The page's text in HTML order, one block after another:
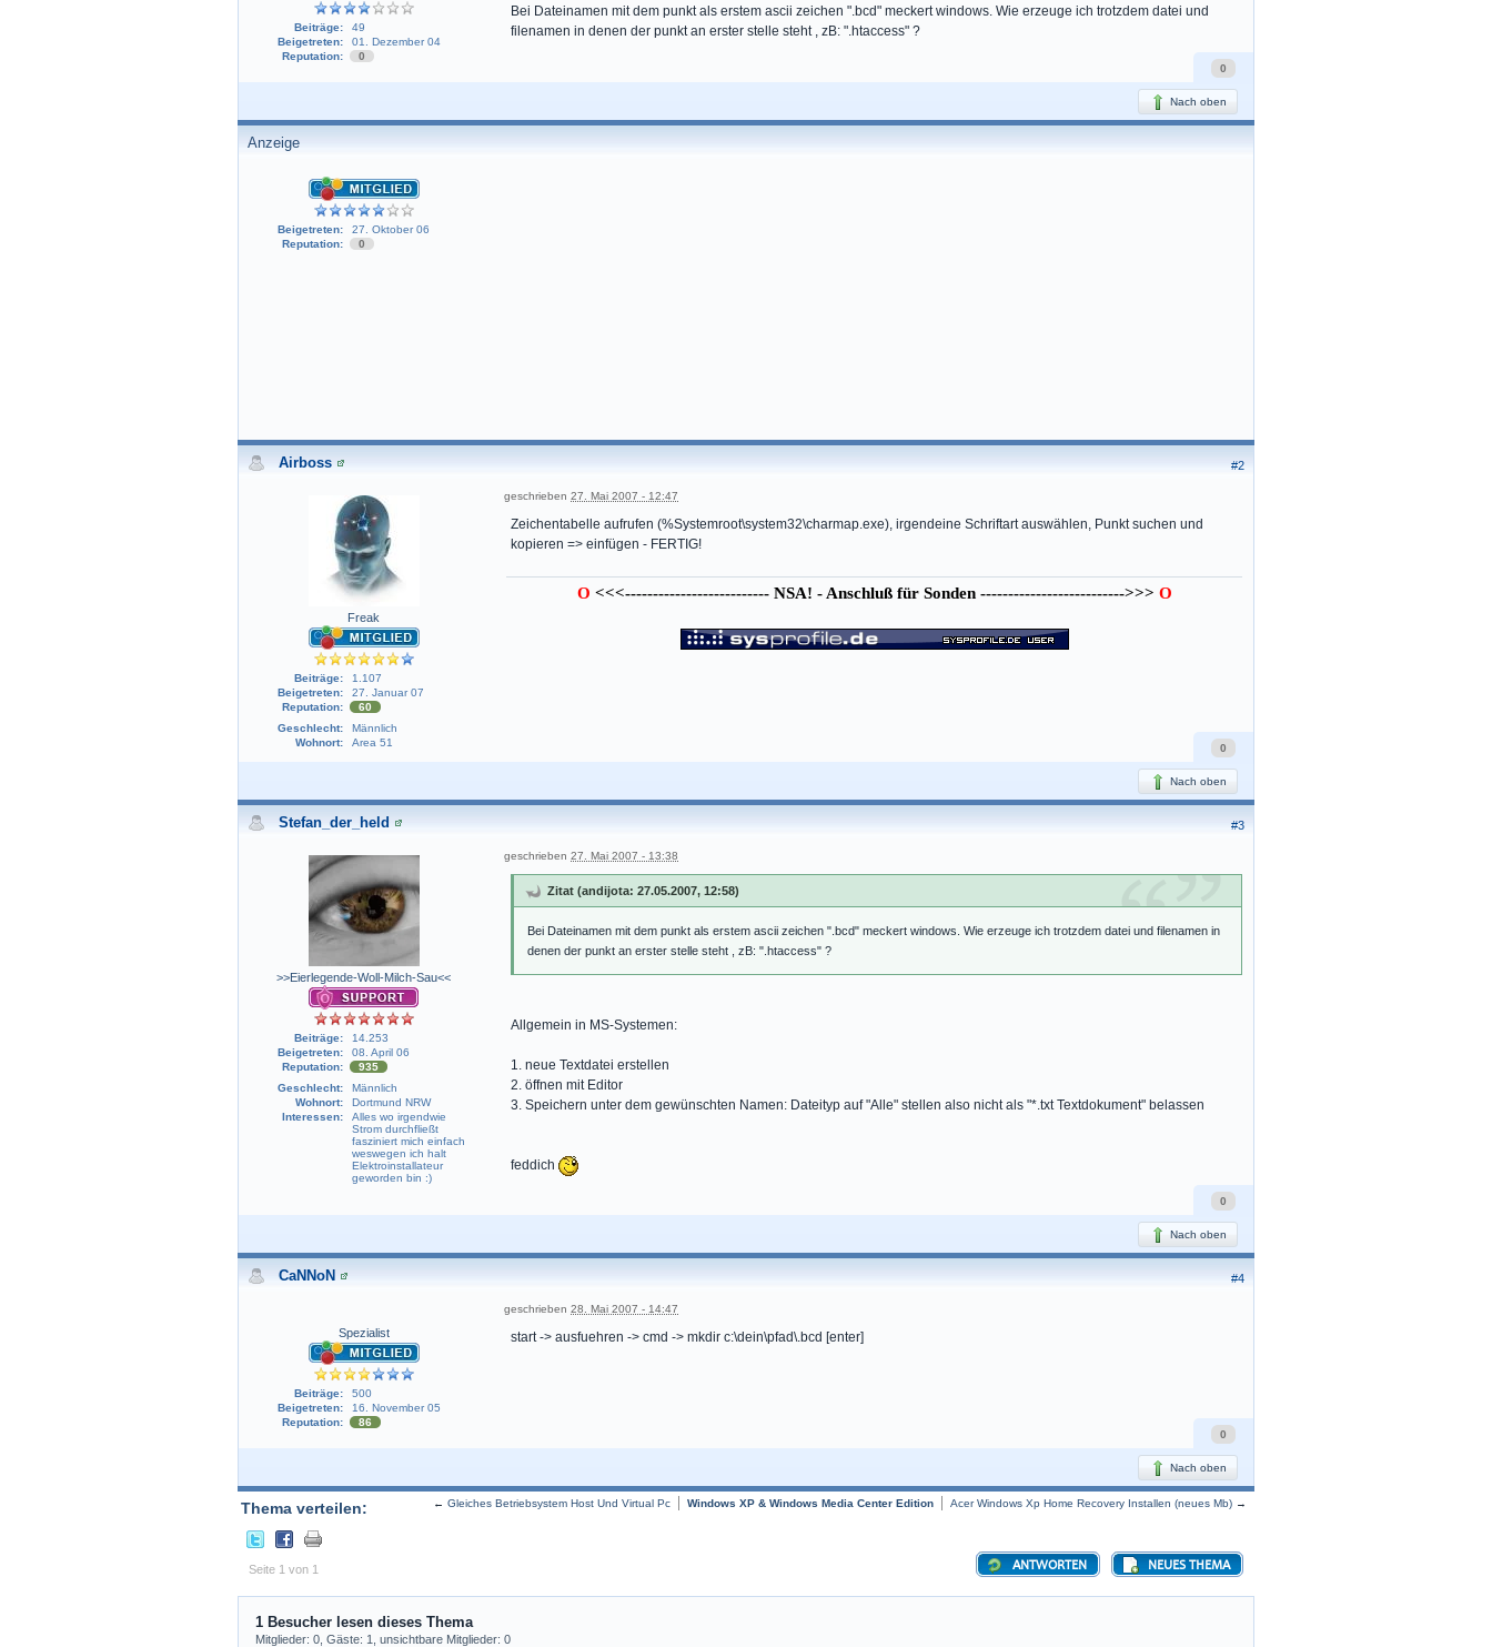
Beiträge:
49
Beigetreten:
01. Dezember 04
Reputation:
0
Bei Dateinamen mit dem punkt als erstem ascii zeichen ".bcd" meckert windows. Wie erzeuge ich trotzdem datei und
filenamen in denen der punkt an erster stelle steht , zB: ".htaccess" ?
0
Nach oben
Anzeige
Beigetreten:
27. Oktober 06
Reputation:
0
#2
Airboss
Freak
Beiträge:
1.107
Beigetreten:
27. Januar 07
Reputation:
60
Geschlecht:
Männlich
Wohnort:
Area 51
geschrieben 27. Mai 2007 - 12:47
Zeichentabelle aufrufen (%Systemroot\system32\charmap.exe), irgendeine Schriftart auswählen, Punkt suchen und
kopieren => einfügen - FERTIG!
O <<<-------------------------- NSA! - Anschluß für Sonden -------------------------->>> O
0
Nach oben
#3
Stefan_der_held
>>Eierlegende-Woll-Milch-Sau<<
Beiträge:
14.253
Beigetreten:
08. April 06
Reputation:
935
Geschlecht:
Männlich
Wohnort:
Dortmund NRW
Interessen:
Alles wo irgendwie
Strom durchfließt
fasziniert mich einfach
weswegen ich halt
Elektroinstallateur
geworden bin :)
geschrieben 27. Mai 2007 - 13:38
Zitat (andijota: 27.05.2007, 12:58)
Bei Dateinamen mit dem punkt als erstem ascii zeichen ".bcd" meckert windows. Wie erzeuge ich trotzdem datei und filenamen in
denen der punkt an erster stelle steht , zB: ".htaccess" ?
Allgemein in MS-Systemen:
1. neue Textdatei erstellen
2. öffnen mit Editor
3. Speichern unter dem gewünschten Namen: Dateityp auf "Alle" stellen also nicht als "*.txt Textdokument" belassen
feddich
0
Nach oben
#4
CaNNoN
Spezialist
Beiträge:
500
Beigetreten:
16. November 05
Reputation:
86
geschrieben 28. Mai 2007 - 14:47
start -> ausfuehren -> cmd -> mkdir c:\dein\pfad\.bcd [enter]
0
Nach oben
← Gleiches Betriebsystem Host Und Virtual Pc Windows XP & Windows Media Center Edition Acer Windows Xp Home Recovery Installen (neues Mb) →
Thema verteilen:
Seite 1 von 1 NEUES THEMA
ANTWORTEN
1 Besucher lesen dieses Thema
Mitglieder: 0, Gäste: 1, unsichtbare Mitglieder: 0